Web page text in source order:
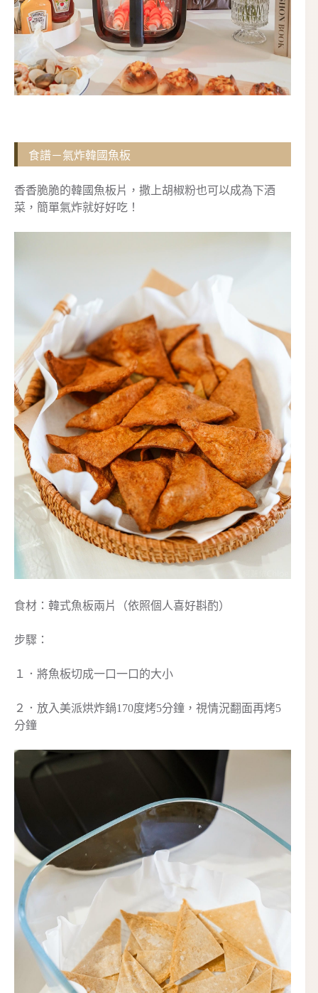
食譜－氣炸韓國魚板
香香脆脆的韓國魚板片，撒上胡椒粉也可以成為下酒
菜，簡單氣炸就好好吃！
食材：韓式魚板兩片（依照個人喜好斟酌）
步驟：
１．將魚板切成一口一口的大小
２．放入美派烘炸鍋170度烤5分鐘，視情況翻面再烤5
分鐘